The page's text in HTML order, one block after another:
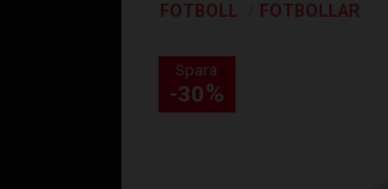
FOTBOLL FOTBOLLAR
Spara
30%